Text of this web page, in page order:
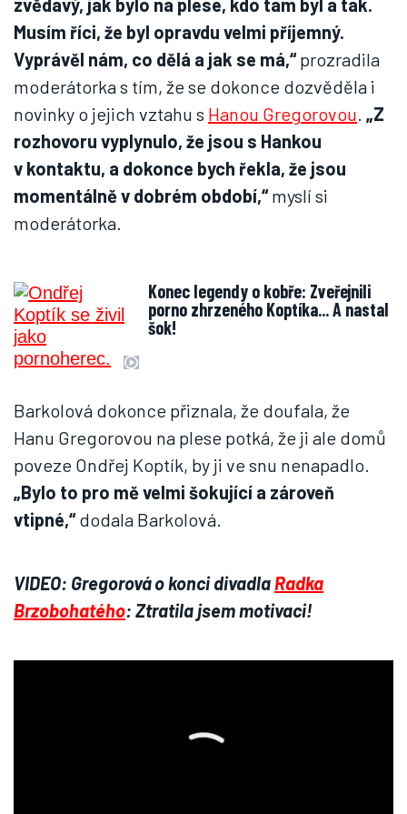
zvědavý, jak bylo na plese, kdo tam byl a tak.
Musím říci, že byl opravdu velmi příjemný.
Vyprávěl nám, co dělá a jak se má,“prozradila
moderátorka s tím, že se dokonce dozvěděla i
novinky o jejich vztahu s Hanou Gregorovou. „Z
rozhovoru vyplynulo, že jsou s Hankou
v kontaktu, a dokonce bych řekla, že jsou
momentálně v dobrém období,“myslí si
moderátorka.
Konec legendy o kobře: Zveřejnili
porno zhrzeného Koptíka... A nastal
šok!
Barkolová dokonce přiznala, že doufala, že
Hanu Gregorovou na plese potká, že ji ale domů
poveze Ondřej Koptík, by ji ve snu nenapadlo.
„Bylo to pro mě velmi šokující a zároveň
vtipné,“dodala Barkolová.
VIDEO: Gregorová o konci divadla Radka
Brzobohatého: Ztratila jsem motivaci!